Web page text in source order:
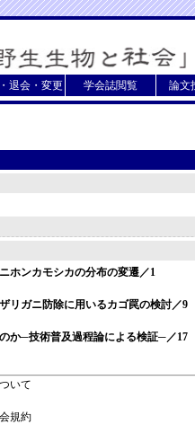
退会・変更 学会誌閲覧 論文
ホンカモシカの分布の変遷／1
リガニ防除に用いるカゴ罠の検討／9
か─技術普及過程論による検証─／17
いて
規約